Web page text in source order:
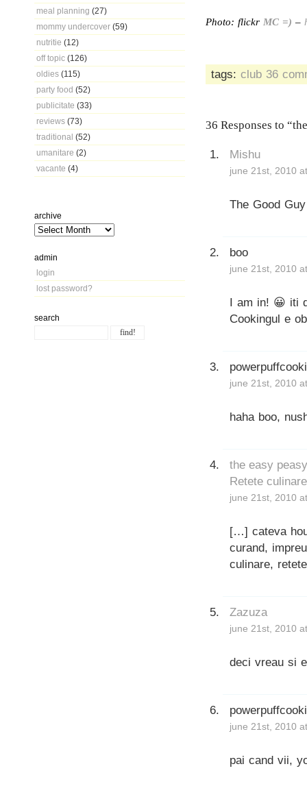
meal planning (27)
mommy undercover (59)
nutritie (12)
off topic (126)
oldies (115)
party food (52)
publicitate (33)
reviews (73)
traditional (52)
umanitare (2)
vacante (4)
archive
admin
login
lost password?
search
Photo: flickr MC =) –
tags: club 36
36 Responses to
Mishu
june 21st, 2010
The Good
boo
june 21st, 2010
I am in! 😀 iti
Cookingul e
june 21st, 2010
haha boo,
the easy
Retete culinare
june 21st, 2010
[…] cateva
curand,
culinare,
Zazuza
june 21st, 2010
deci vreau si
june 21st, 2010
pai cand vii,